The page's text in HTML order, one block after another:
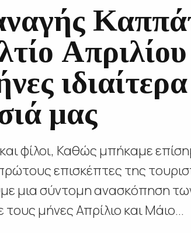
μας
φίλοι, Καθώς μπήκαμε
επισκέπτες της
μια σύντομη ανασκόπηση
τους μήνες Απρίλιο και Μάιο...